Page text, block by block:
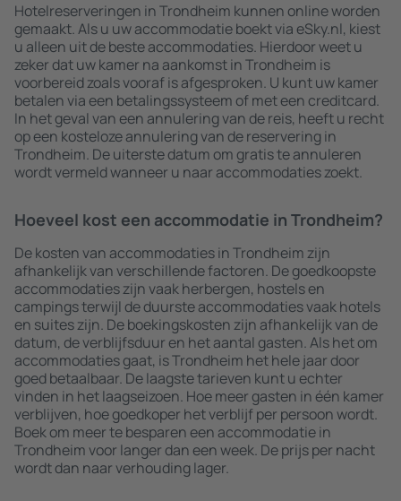
Hotelreserveringen in Trondheim kunnen online worden
gemaakt. Als u uw accommodatie boekt via eSky.nl, kiest
u alleen uit de beste accommodaties. Hierdoor weet u
zeker dat uw kamer na aankomst in Trondheim is
voorbereid zoals vooraf is afgesproken. U kunt uw kamer
betalen via een betalingssysteem of met een creditcard.
In het geval van een annulering van de reis, heeft u recht
op een kosteloze annulering van de reservering in
Trondheim. De uiterste datum om gratis te annuleren
wordt vermeld wanneer u naar accommodaties zoekt.
Hoeveel kost een accommodatie in Trondheim?
De kosten van accommodaties in Trondheim zijn
afhankelijk van verschillende factoren. De goedkoopste
accommodaties zijn vaak herbergen, hostels en
campings terwijl de duurste accommodaties vaak hotels
en suites zijn. De boekingskosten zijn afhankelijk van de
datum, de verblijfsduur en het aantal gasten. Als het om
accommodaties gaat, is Trondheim het hele jaar door
goed betaalbaar. De laagste tarieven kunt u echter
vinden in het laagseizoen. Hoe meer gasten in één kamer
verblijven, hoe goedkoper het verblijf per persoon wordt.
Boek om meer te besparen een accommodatie in
Trondheim voor langer dan een week. De prijs per nacht
wordt dan naar verhouding lager.